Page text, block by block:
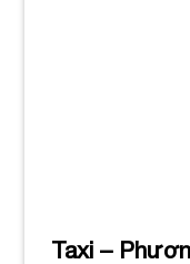
Taxi –